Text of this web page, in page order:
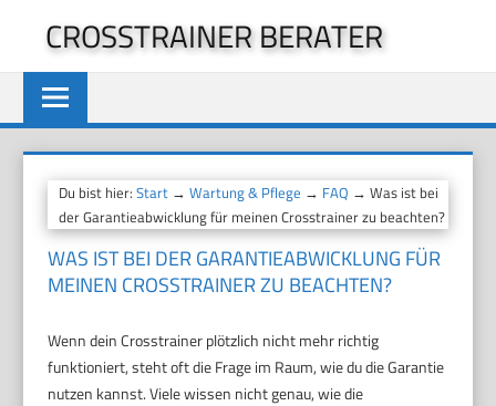
springen
CROSSTRAINER BERATER
Du bist hier:Start →Wartung & Pflege → FAQ → Was ist bei
der Garantieabwicklung für meinen Crosstrainer zu beachten?
WAS IST BEI DER GARANTIEABWICKLUNG FÜR
MEINEN CROSSTRAINER ZU BEACHTEN?
Wenn dein Crosstrainer plötzlich nicht mehr richtig
funktioniert, steht oft die Frage im Raum, wie du die Garantie
nutzen kannst. Viele wissen nicht genau, wie die